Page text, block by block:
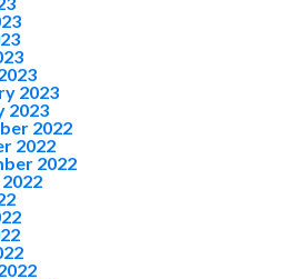
2023
2023
2022
2022
2022